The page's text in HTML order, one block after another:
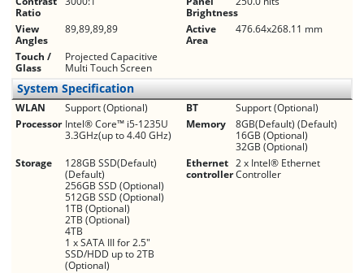
Ratio
Brightness
View
Angles
89,89,89,89
Active
Area
476.64x268.11 mm
Touch /
Glass
Projected Capacitive
Multi Touch Screen
System Specification
WLAN Support (Optional) BT
Support (Optional)
Processor Intel® Core™ i5-1235U
3.3GHz(up to 4.40 GHz)
Memory
8GB(Default) (Default)
16GB (Optional)
32GB (Optional)
Storage
128GB SSD(Default)
(Default)
256GB SSD (Optional)
512GB SSD (Optional)
1TB (Optional)
2TB (Optional)
4TB
1 x SATA III for 2.5"
SSD/HDD up to 2TB
(Optional)
Ethernet
controller
2 x Intel® Ethernet
Controller